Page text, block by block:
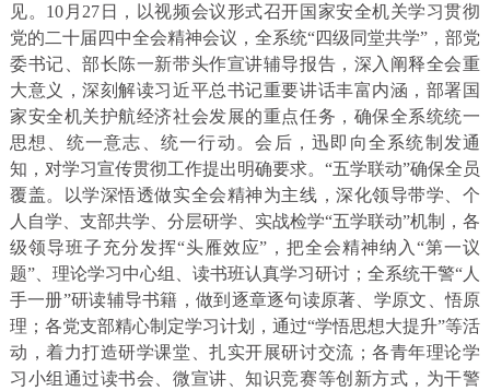
见。10月27日，以视频会议形式召开国家安全机关学习贯彻
党的二十届四中全会精神会议，全系统“四级同堂共学”，部党
委书记、部长陈一新带头作宣讲辅导报告，深入阐释全会重
大意义，深刻解读习近平总书记重要讲话丰富内涵，部署国
家安全机关护航经济社会发展的重点任务，确保全系统统一
思想、统一意志、统一行动。会后，迅即向全系统制发通
知，对学习宣传贯彻工作提出明确要求。“五学联动”确保全员
覆盖。以学深悟透做实全会精神为主线，深化领导带学、个
人自学、支部共学、分层研学、实战检学“五学联动”机制，各
级领导班子充分发挥“头雁效应”，把全会精神纳入“第一议
题”、理论学习中心组、读书班认真学习研讨；全系统干警“人
手一册”研读辅导书籍，做到逐章逐句读原著、学原文、悟原
理；各党支部精心制定学习计划，通过“学悟思想大提升”等活
动，着力打造研学课堂、扎实开展研讨交流；各青年理论学
习小组通过读书会、微宣讲、知识竞赛等创新方式，为干警